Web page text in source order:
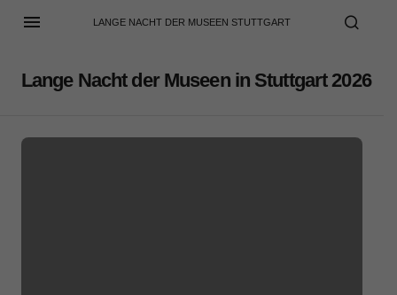
LANGE NACHT DER MUSEEN STUTTGART
Lange Nacht der Museen in Stuttgart 2026